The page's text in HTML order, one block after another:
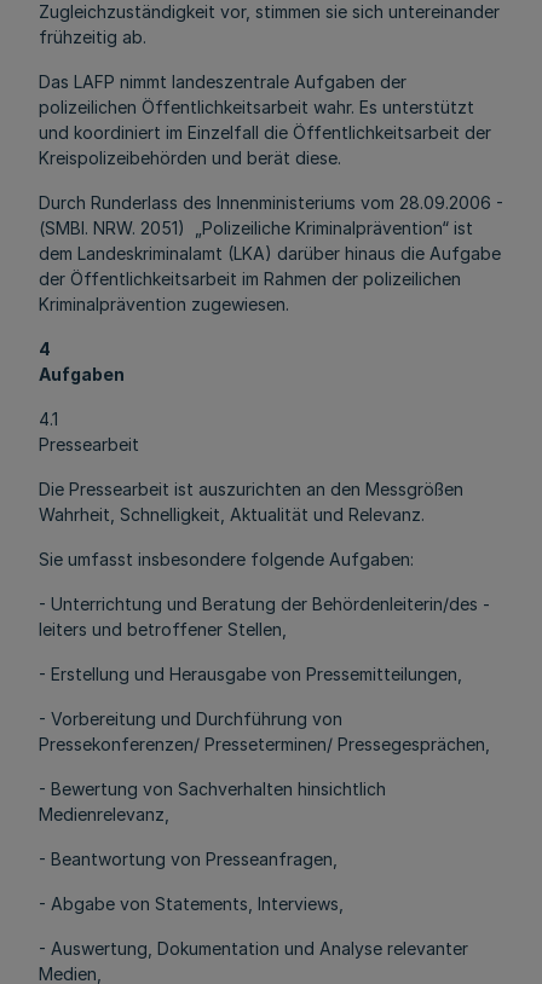
Zugleichzuständigkeit vor, stimmen sie sich untereinander
frühzeitig ab.
Das LAFP nimmt landeszentrale Aufgaben der
polizeilichen Öffentlichkeitsarbeit wahr. Es unterstützt
und koordiniert im Einzelfall die Öffentlichkeitsarbeit der
Kreispolizeibehörden und berät diese.
Durch Runderlass des Innenministeriums vom 28.09.2006 -
(SMBl. NRW. 2051) „Polizeiliche Kriminalprävention“ ist
dem Landeskriminalamt (LKA) darüber hinaus die Aufgabe
der Öffentlichkeitsarbeit im Rahmen der polizeilichen
Kriminalprävention zugewiesen.
4
Aufgaben
4.1
Pressearbeit
Die Pressearbeit ist auszurichten an den Messgrößen
Wahrheit, Schnelligkeit, Aktualität und Relevanz.
Sie umfasst insbesondere folgende Aufgaben:
- Unterrichtung und Beratung der Behördenleiterin/des -
leiters und betroffener Stellen,
- Erstellung und Herausgabe von Pressemitteilungen,
- Vorbereitung und Durchführung von
Pressekonferenzen/ Presseterminen/ Pressegesprächen,
- Bewertung von Sachverhalten hinsichtlich
Medienrelevanz,
- Beantwortung von Presseanfragen,
- Abgabe von Statements, Interviews,
- Auswertung, Dokumentation und Analyse relevanter
Medien,